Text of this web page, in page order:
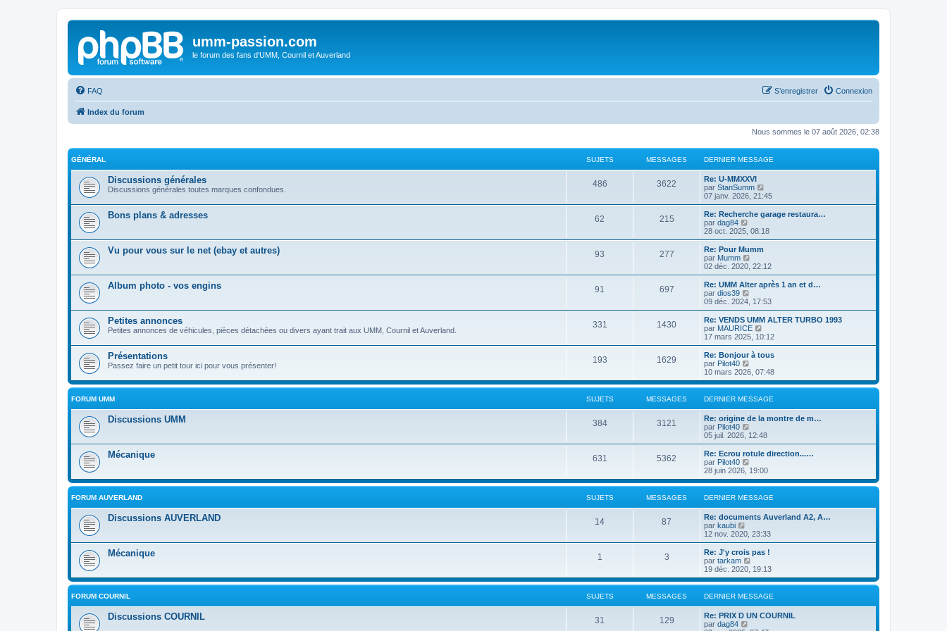
umm-passion.com
le forum des fans d'UMM, Cournil et Auverland
FAQ Connexion
S’enregistrer
Index du forum
Nous sommes le 07 août 2026, 02:38
GÉNÉRAL SUJETS MESSAGES DERNIER MESSAGE
Discussions générales
Discussions générales toutes marques confondues.
486 3622
Re: U-MMXXVI
par StanSumm
o
i
r
e
n
i
r
e
s
s
g
e
07 janv. 2026, 21:45
Bons plans & adresses 62 215
Re: Recherche garage restaura…
par dag84
o
i
r
l
e
d
e
r
n
i
r
m
e
s
s
a
g
e
28 oct. 2025, 08:18
Vu pour vous sur le net (ebay et autres) 93 277
Re: Pour Mumm
par Mumm
o
i
r
e
e
r
n
i
e
r
e
s
a
g
e
02 déc. 2020, 22:12
Album photo - vos engins 91 697
Re: UMM Alter après 1 an et d…
par dios39
o
i
r
l
e
d
e
r
n
i
e
m
e
s
a
g
e
09 déc. 2024, 17:53
Petites annonces
Petites annonces de véhicules, pièces détachées ou divers ayant trait aux UMM, Cournil et Auverland.
331 1430
Re: VENDS UMM ALTER TURBO 1993
par MAURICE
o
i
r
e
e
r
n
i
e
m
e
s
a
g
e
17 mars 2025, 10:12
Présentations
Passez faire un petit tour ici pour vous présenter!
193 1629
Re: Bonjour à tous
par Pilot40
o
i
r
l
e
n
i
e
m
e
s
s
a
g
10 mars 2026, 07:48
FORUM UMM SUJETS MESSAGES DERNIER MESSAGE
Discussions UMM 384 3121
Re: origine de la montre de m…
par Pilot40
o
i
r
e
e
r
n
i
e
m
e
s
s
a
g
e
05 juil. 2026, 12:48
Mécanique 631 5362
Re: Ecrou rotule direction...…
par Pilot40
o
i
r
l
e
n
i
e
r
m
e
s
s
a
g
28 juin 2026, 19:00
FORUM AUVERLAND SUJETS MESSAGES DERNIER MESSAGE
Discussions AUVERLAND 14 87
Re: documents Auverland A2, A…
par kaubi
o
i
r
l
e
d
e
r
n
i
e
r
12 nov. 2020, 23:33
Mécanique 1 3
Re: J'y crois pas !
par tarkam
o
i
r
l
e
19 déc. 2020, 19:13
FORUM COURNIL SUJETS MESSAGES DERNIER MESSAGE
Discussions COURNIL 31 129
Re: PRIX D UN COURNIL
par dag84